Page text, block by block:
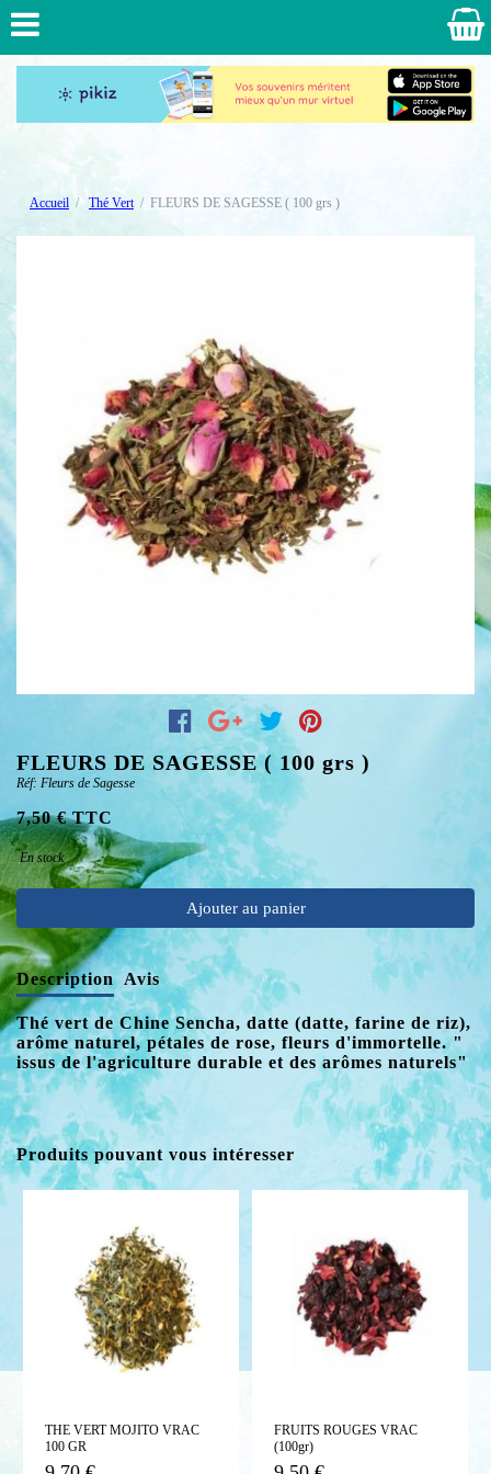
Accueil Thé Vert FLEURS DE SAGESSE ( 100 grs )
FLEURS DE SAGESSE ( 100 grs )
Réf: Fleurs de Sagesse
7,50 € TTC
En stock
Ajouter au panier
Description Avis
Thé vert de Chine Sencha, datte (datte, farine de riz),
arôme naturel, pétales de rose, fleurs d'immortelle. "
issus de l'agriculture durable et des arômes naturels"
Produits pouvant vous intéresser
THE VERT MOJITO VRAC
100 GR
FRUITS ROUGES VRAC
(100gr)